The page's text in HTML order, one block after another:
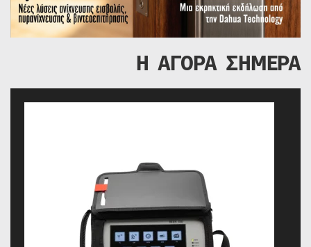
Η ΑΓΟΡΑ ΣΗΜΕΡΑ